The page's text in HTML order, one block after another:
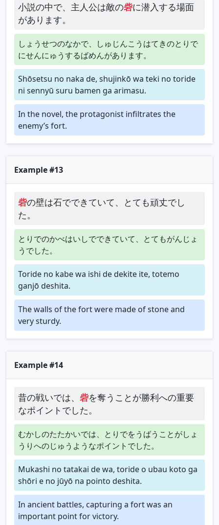
小説の中で、主人公は敵の砦に潜入する場面
があります。
しょうせつのなかで、しゅじんこうはてきのとりで
にせんにゅうするばめんがあります。
Shōsetsu no naka de, shujinkō wa teki no toride
ni sennyū suru bamen ga arimasu.
In the novel, the protagonist infiltrates the
enemy’s fort.
Example #13
砦の壁は石でできていて、とても頑丈でし
た。
とりでのかべはいしでできていて、とてもがんじょ
うでした。
Toride no kabe wa ishi de dekite ite, totemo
ganjō deshita.
The walls of the fort were made of stone and
very sturdy.
Example #14
昔の戦いでは、 砦を奪うことが勝利への重要
なポイントでした。
むかしのたたかいでは、とりでをうばうことがしょ
うりへのじゅうようなポイントでした。
Mukashi no tatakai de wa, toride o ubau koto ga
shōri e no jūyō na pointo deshita.
In ancient battles, capturing a fort was an
important point for victory.